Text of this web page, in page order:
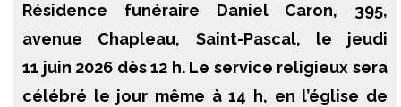
Résidence funéraire Daniel Caron, 395,
avenue Chapleau, Saint-Pascal, le jeudi
11 juin 2026 dès 12 h. Le service religieux sera
célébré le jour même à 14 h, en l’église de